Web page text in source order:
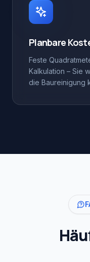
Planbare
Feste
Kalkulation – Sie
die Baureinigung